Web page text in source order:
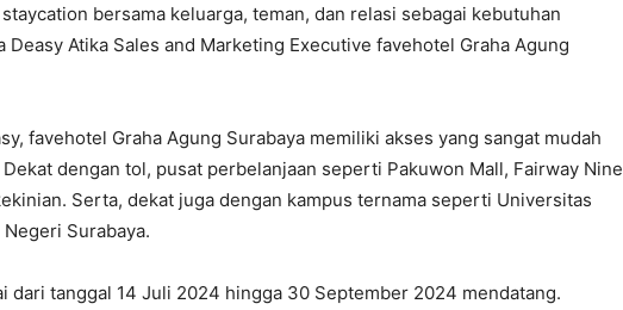
bersama keluarga, teman, dan relasi sebagai kebutuhan
Deasy Atika Sales and Marketing Executive favehotel Graha Agung
favehotel Graha Agung Surabaya memiliki akses yang sangat mudah
dengan tol, pusat perbelanjaan seperti Pakuwon Mall, Fairway Nine
Serta, dekat juga dengan kampus ternama seperti Universitas
Surabaya.
dari tanggal 14 Juli 2024 hingga 30 September 2024 mendatang.